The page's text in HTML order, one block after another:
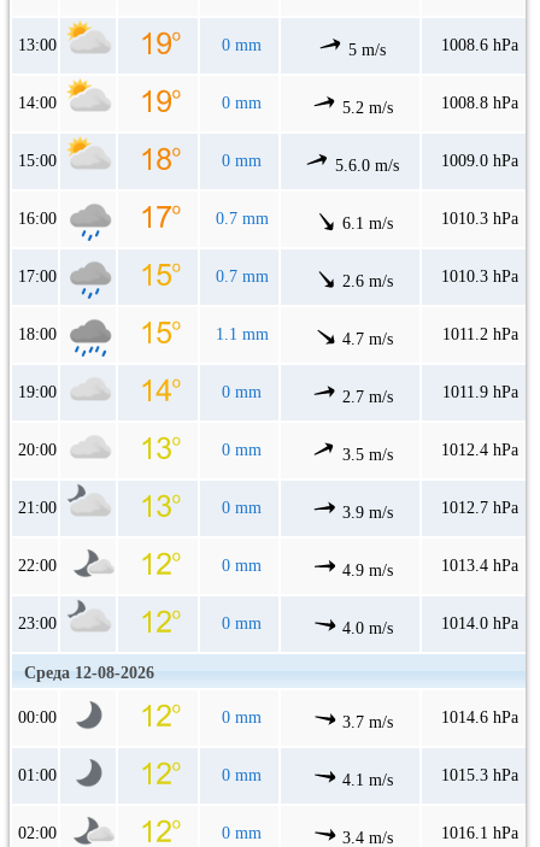
13:00 0 mm 5 m/s 1008.6 hPa
14:00 0 mm 5.2 m/s 1008.8 hPa
15:00 0 mm 5.6.0 m/s 1009.0 hPa
16:00 0.7 mm 6.1 m/s 1010.3 hPa
17:00 0.7 mm 2.6 m/s 1010.3 hPa
18:00 1.1 mm 4.7 m/s 1011.2 hPa
19:00 0 mm 2.7 m/s 1011.9 hPa
20:00 0 mm 3.5 m/s 1012.4 hPa
21:00 0 mm 3.9 m/s 1012.7 hPa
22:00 0 mm 4.9 m/s 1013.4 hPa
23:00 0 mm 4.0 m/s 1014.0 hPa
Среда 12-08-2026
00:00 0 mm 3.7 m/s 1014.6 hPa
01:00 0 mm 4.1 m/s 1015.3 hPa
02:00 0 mm 3.4 m/s 1016.1 hPa